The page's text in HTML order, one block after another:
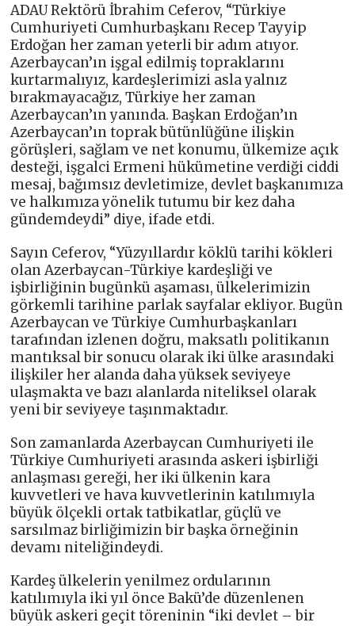
ADAU Rektörü İbrahim Ceferov, “Türkiye
Cumhuriyeti Cumhurbaşkanı Recep Tayyip
Erdoğan her zaman yeterli bir adım atıyor.
Azerbaycan’ın işgal edilmiş topraklarını
kurtarmalıyız, kardeşlerimizi asla yalnız
bırakmayacağız, Türkiye her zaman
Azerbaycan’ın yanında. Başkan Erdoğan’ın
Azerbaycan’ın toprak bütünlüğüne ilişkin
görüşleri, sağlam ve net konumu, ülkemize açık
desteği, işgalci Ermeni hükümetine verdiği ciddi
mesaj, bağımsız devletimize, devlet başkanımıza
ve halkımıza yönelik tutumu bir kez daha
gündemdeydi” diye, ifade etdi.
Sayın Ceferov, “Yüzyıllardır köklü tarihi kökleri
olan Azerbaycan-Türkiye kardeşliği ve
işbirliğinin bugünkü aşaması, ülkelerimizin
görkemli tarihine parlak sayfalar ekliyor. Bugün
Azerbaycan ve Türkiye Cumhurbaşkanları
tarafından izlenen doğru, maksatlı politikanın
mantıksal bir sonucu olarak iki ülke arasındaki
ilişkiler her alanda daha yüksek seviyeye
ulaşmakta ve bazı alanlarda niteliksel olarak
yeni bir seviyeye taşınmaktadır.
Son zamanlarda Azerbaycan Cumhuriyeti ile
Türkiye Cumhuriyeti arasında askeri işbirliği
anlaşması gereği, her iki ülkenin kara
kuvvetleri ve hava kuvvetlerinin katılımıyla
büyük ölçekli ortak tatbikatlar, güçlü ve
sarsılmaz birliğimizin bir başka örneğinin
devamı niteliğindeydi.
Kardeş ülkelerin yenilmez ordularının
katılımıyla iki yıl önce Bakü’de düzenlenen
büyük askeri geçit töreninin “iki devlet – bir